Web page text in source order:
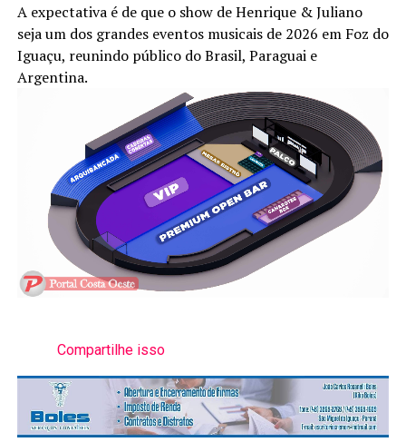
A expectativa é de que o show de Henrique & Juliano
seja um dos grandes eventos musicais de 2026 em Foz do
Iguaçu, reunindo público do Brasil, Paraguai e
Argentina.
Compartilhe isso